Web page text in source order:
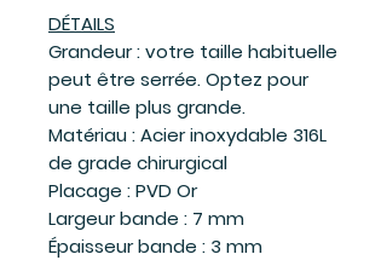
DÉTAILS
Grandeur : votre taille habituelle
peut être serrée. Optez pour
une taille plus grande.
Matériau : Acier inoxydable 316L
de grade chirurgical
Placage : PVD Or
Largeur bande : 7 mm
Épaisseur bande : 3 mm